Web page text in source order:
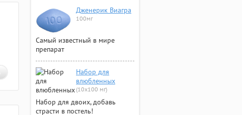
Дженерик Виагра
100мг
Самый известный в мире
препарат
Набор для
влюбленных
(10х100 мг)
Набор для двоих, добавь
страсти в постель!